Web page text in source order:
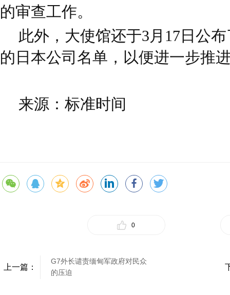
的审查工作。
此外，大使馆还于3月17日公
的日本公司名单，以便进一步推
来源：标准时间
0
上一篇：
G7外长谴责缅甸军政府对民众
的压迫